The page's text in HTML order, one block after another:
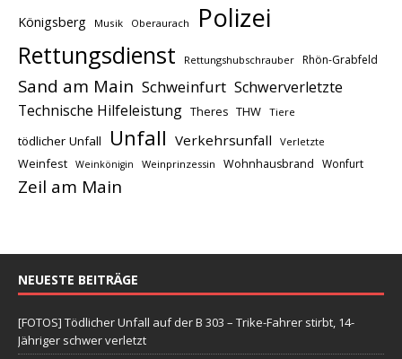
Königsberg Musik Oberaurach Polizei
Rettungsdienst Rettungshubschrauber Rhön-Grabfeld
Sand am Main Schweinfurt Schwerverletzte
Technische Hilfeleistung Theres THW Tiere
tödlicher Unfall Unfall Verkehrsunfall Verletzte
Weinfest Weinkönigin Weinprinzessin Wohnhausbrand Wonfurt
Zeil am Main
NEUESTE BEITRÄGE
[FOTOS] Tödlicher Unfall auf der B 303 – Trike-Fahrer stirbt, 14-
Jähriger schwer verletzt